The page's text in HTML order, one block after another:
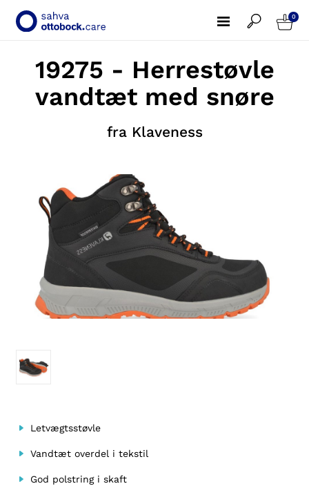
0
19275 - Herrestøvle
vandtæt med snøre
fra Klaveness
Letvægtsstøvle
Vandtæt overdel i tekstil
God polstring i skaft